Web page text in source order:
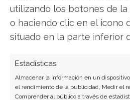
utilizando los botones de
o haciendo clic en el icono
situado en la parte inferior
Estadísticas
Almacenar la información en un
el rendimiento de la publicidad, Medir el
Comprender al público a través de
Strategy: ¿Comprar o
de Strategy del 8 de agosto
contundentes: Acción
los inversores de Strategy.
invertir o es momento de